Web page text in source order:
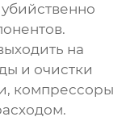
на
и очистки
компрессоры